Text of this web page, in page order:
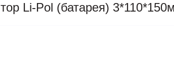
Li-Pol (батарея)